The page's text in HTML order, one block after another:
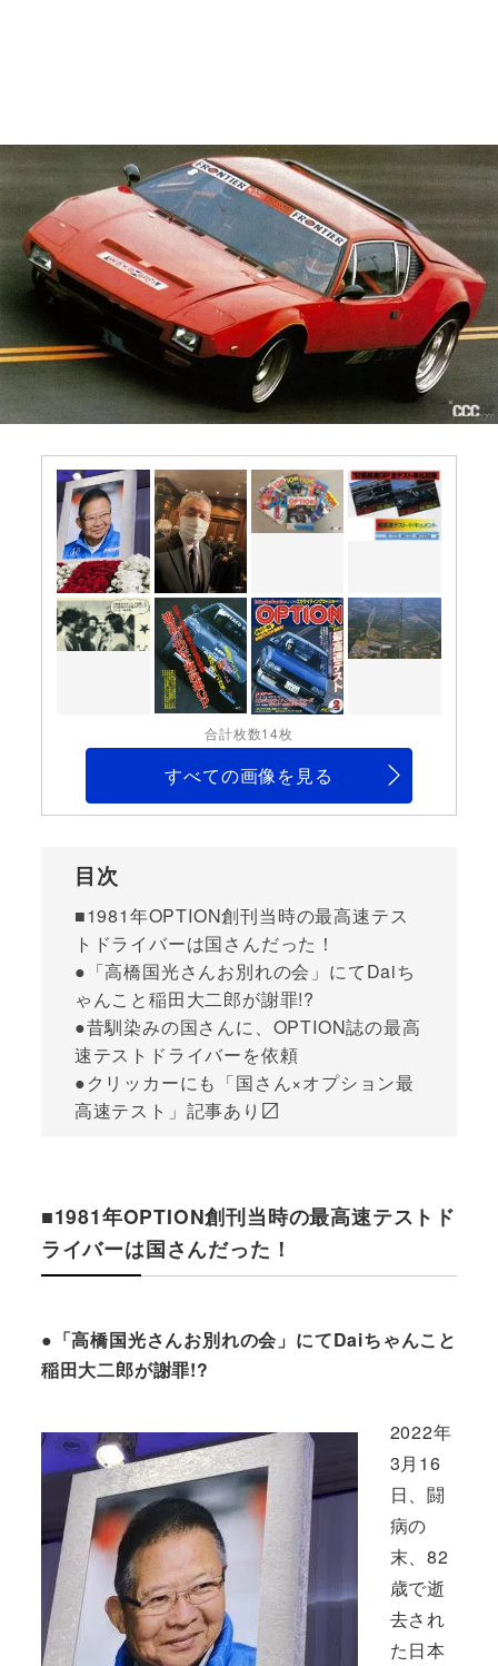
合計枚数14枚
すべての画像を見る
目次
■1981年OPTION創刊当時の最高速テス
トドライバーは国さんだった！
●「高橋国光さんお別れの会」にてDaiち
ゃんこと稲田大二郎が謝罪!?
●昔馴染みの国さんに、OPTION誌の最高
速テストドライバーを依頼
●クリッカーにも「国さん×オプション最
高速テスト」記事あり〼
■1981年OPTION創刊当時の最高速テストド
ライバーは国さんだった！
●「高橋国光さんお別れの会」にてDaiちゃんこと
稲田大二郎が謝罪!?
2022年
3月16
日、闘
病の
末、82
歳で逝
去され
た日本